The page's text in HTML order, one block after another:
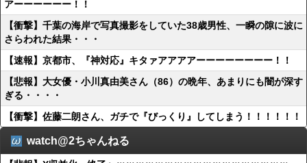
アーーーーーー！！
【衝撃】千葉の海岸で写真撮影をしていた38歳男性、一瞬の隙に波に
さらわれた結果・・・
【速報】京都市、『神対応』キタァアアアアーーーーーーーー！！
【悲報】大女優・小川真由美さん（86）の晩年、あまりにも闇が深す
ぎる・・・・
【衝撃】佐藤二朗さん、ガチで『びっくり』してしまう！！！！！！
watch@2ちゃんねる